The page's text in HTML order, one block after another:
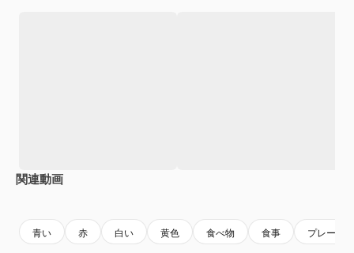
関連動画
青い 赤 白い 黄色 食べ物 食事 プレート